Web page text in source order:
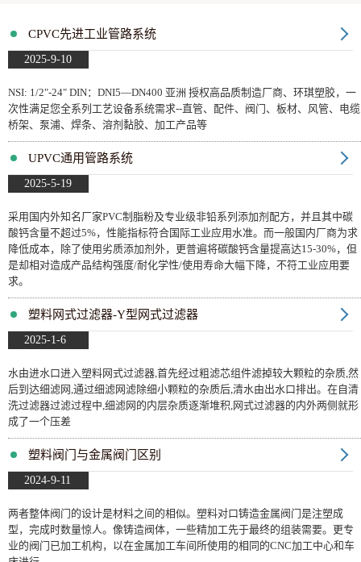
CPVC先进工业管路系统
2025-9-10
NSI: 1/2"-24" DIN：DNI5—DN400 亚洲 授权高品质制造厂商、环琪塑胶，一
次性满足您全系列工艺设备系统需求--直管、配件、阀门、板材、风管、电缆
桥架、泵浦、焊条、溶剂黏胶、加工产品等
UPVC通用管路系统
2025-5-19
采用国内外知名厂家PVC制脂粉及专业级非铅系列添加剂配方，并且其中碳
酸钙含量不超过5%，性能指标符合国际工业应用水准。而一般国内厂商为求
降低成本，除了使用劣质添加剂外，更普遍将碳酸钙含量提高达15-30%，但
是却相对造成产品结构强度/耐化学性/使用寿命大幅下降，不符工业应用要
求。
塑料网式过滤器-Y型网式过滤器
2025-1-6
水由进水口进入塑料网式过滤器,首先经过粗滤芯组件滤掉较大颗粒的杂质,然
后到达细滤网,通过细滤网滤除细小颗粒的杂质后,清水由出水口排出。在自清
洗过滤器过滤过程中,细滤网的内层杂质逐渐堆积,网式过滤器的内外两侧就形
成了一个压差
塑料阀门与金属阀门区别
2024-9-11
两者整体阀门的设计是材料之间的相似。塑料对口铸造金属阀门是注塑成
型，完成时数量惊人。像铸造阀体，一些精加工先于最终的组装需要。更专
业的阀门已加工机构，以在金属加工车间所使用的相同的CNC加工中心和车